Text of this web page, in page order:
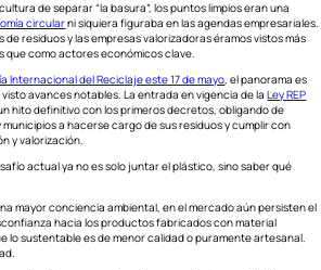
de separar “la basura”, los puntos limpios eran una
circularni siquiera figuraba en las agendas empresariales.
residuos y las empresas valorizadoras éramos vistos más
como actores económicos clave.
Internacional del Reciclaje este 17 de mayo, el panorama es
avances notables. La entrada en vigencia de laLey REP
hito definitivo con los primeros decretos, obligando de
a hacerse cargo de sus residuos y cumplir con
y valorización.
actual ya no es solo juntar el plástico, sino saber qué
mayor conciencia ambiental, en el mercado aún persisten el
hacia los productos fabricados con material
lo sustentable es de menor calidad o puramente artesanal.